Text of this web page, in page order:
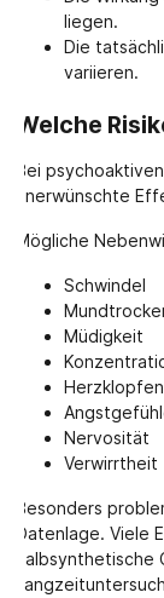
liegen.
Die
variieren.
Welche
Bei
unerwünschte
Mögliche
Schwindel
Müdigkeit
Herzklopfen
Nervosität
Verwirrtheit
Besonders
Datenlage. Viele
halbsynthetische